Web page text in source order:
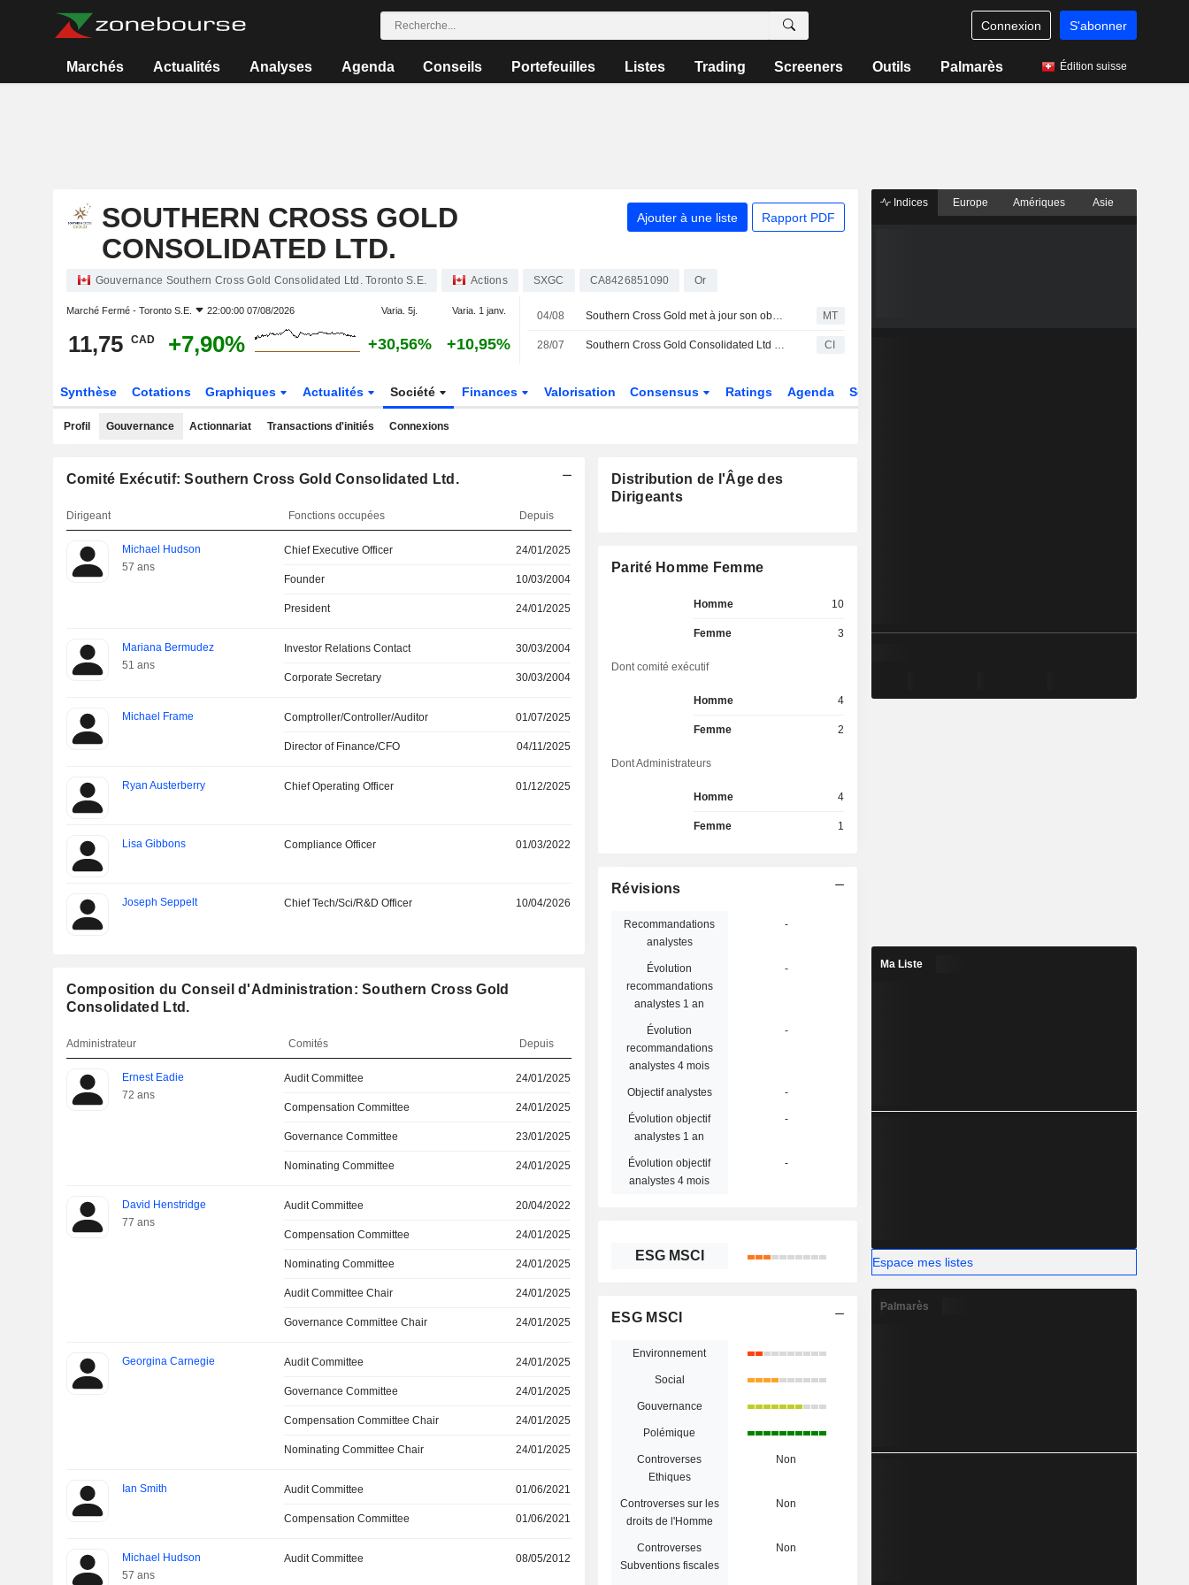
Connexion S'abonner
Marchés Actualités Analyses Agenda Conseils Portefeuilles Listes Trading Screeners Outils Palmarès Édition suisse
SOUTHERN CROSS GOLD
CONSOLIDATED LTD.
Ajouter à une liste Rapport PDF
Gouvernance Southern Cross Gold Consolidated Ltd. Toronto S.E. Actions SXGC CA8426851090 Or
Marché Fermé - Toronto S.E. 22:00:00 07/08/2026 Varia. 5j. Varia. 1 janv.
11,75 CAD +7,90% +30,56% +10,95%
04/08 Southern Cross Gold met à jour son objectif d'exploration pour le projet d'or et d'antimoine de Victoria MT
28/07 Southern Cross Gold Consolidated Ltd publie les résultats de cinq forages sur le projet d'or et d'antimoine de Sunday Creek CI
Synthèse Cotations Graphiques Actualités Société Finances Valorisation Consensus Ratings Agenda Secteur
Profil Gouvernance Actionnariat Transactions d'initiés Connexions
Comité Exécutif: Southern Cross Gold Consolidated Ltd.
Dirigeant Fonctions occupées Depuis
Michael Hudson
57 ans
Chief Executive Officer 24/01/2025
Founder 10/03/2004
President 24/01/2025
Mariana Bermudez
51 ans
Investor Relations Contact 30/03/2004
Corporate Secretary 30/03/2004
Michael Frame Comptroller/Controller/Auditor 01/07/2025
Director of Finance/CFO 04/11/2025
Ryan Austerberry Chief Operating Officer 01/12/2025
Lisa Gibbons Compliance Officer 01/03/2022
Joseph Seppelt Chief Tech/Sci/R&D Officer 10/04/2026
Composition du Conseil d'Administration: Southern Cross Gold
Consolidated Ltd.
Administrateur Comités Depuis
Ernest Eadie
72 ans
Audit Committee 24/01/2025
Compensation Committee 24/01/2025
Governance Committee 23/01/2025
Nominating Committee 24/01/2025
David Henstridge
77 ans
Audit Committee 20/04/2022
Compensation Committee 24/01/2025
Nominating Committee 24/01/2025
Audit Committee Chair 24/01/2025
Governance Committee Chair 24/01/2025
Georgina Carnegie Audit Committee 24/01/2025
Governance Committee 24/01/2025
Compensation Committee Chair 24/01/2025
Nominating Committee Chair 24/01/2025
Ian Smith Audit Committee 01/06/2021
Compensation Committee 01/06/2021
Michael Hudson
57 ans
Audit Committee 08/05/2012
Distribution de l'Âge des
Dirigeants
Parité Homme Femme
Homme 10
Femme 3
Dont comité exécutif
Homme 4
Femme 2
Dont Administrateurs
Homme 4
Femme 1
Révisions
Recommandations
analystes
-
Évolution
recommandations
analystes 1 an
-
Évolution
recommandations
analystes 4 mois
-
Objectif analystes -
Évolution objectif
analystes 1 an
-
Évolution objectif
analystes 4 mois
-
ESG MSCI
ESG MSCI
Environnement
Social
Gouvernance
Polémique
Controverses
Ethiques
Non
Controverses sur les
droits de l'Homme
Non
Controverses
Subventions fiscales
Non
Indices Europe Amériques Asie
Ma Liste
Espace mes listes
Palmarès